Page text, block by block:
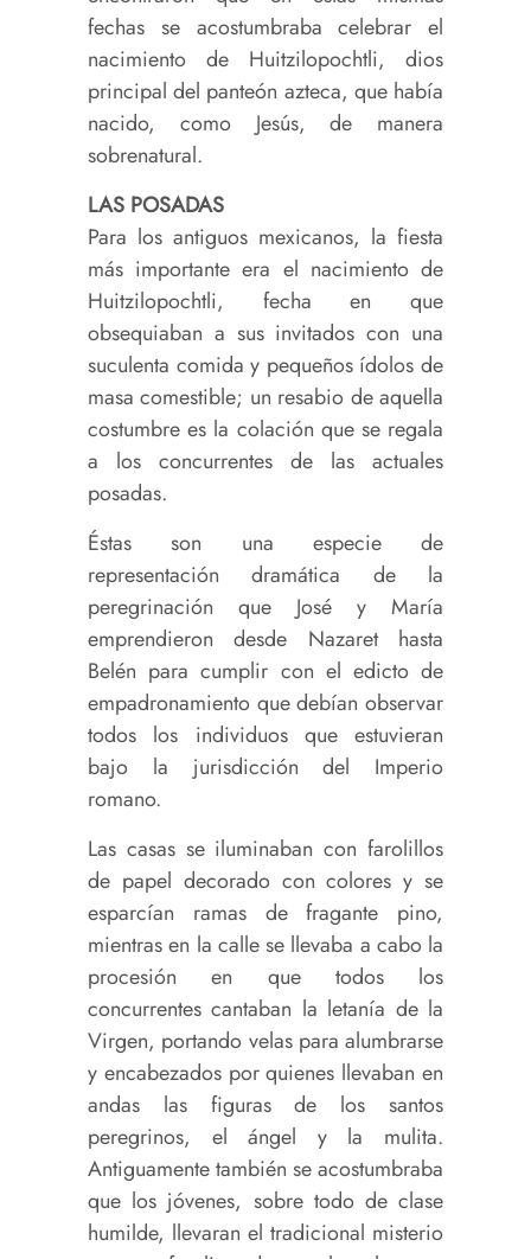
fechas se acostumbraba celebrar el
nacimiento de Huitzilopochtli, dios
principal del panteón azteca, que había
nacido, como Jesús, de manera
sobrenatural.
LAS POSADAS
Para los antiguos mexicanos, la fiesta
más importante era el nacimiento de
Huitzilopochtli, fecha en que
obsequiaban a sus invitados con una
suculenta comida y pequeños ídolos de
masa comestible; un resabio de aquella
costumbre es la colación que se regala
a los concurrentes de las actuales
posadas.
Éstas son una especie de
representación dramática de la
peregrinación que José y María
emprendieron desde Nazaret hasta
Belén para cumplir con el edicto de
empadronamiento que debían observar
todos los individuos que estuvieran
bajo la jurisdicción del Imperio
romano.
Las casas se iluminaban con farolillos
de papel decorado con colores y se
esparcían ramas de fragante pino,
mientras en la calle se llevaba a cabo la
procesión en que todos los
concurrentes cantaban la letanía de la
Virgen, portando velas para alumbrarse
y encabezados por quienes llevaban en
andas las figuras de los santos
peregrinos, el ángel y la mulita.
Antiguamente también se acostumbraba
que los jóvenes, sobre todo de clase
humilde, llevaran el tradicional misterio